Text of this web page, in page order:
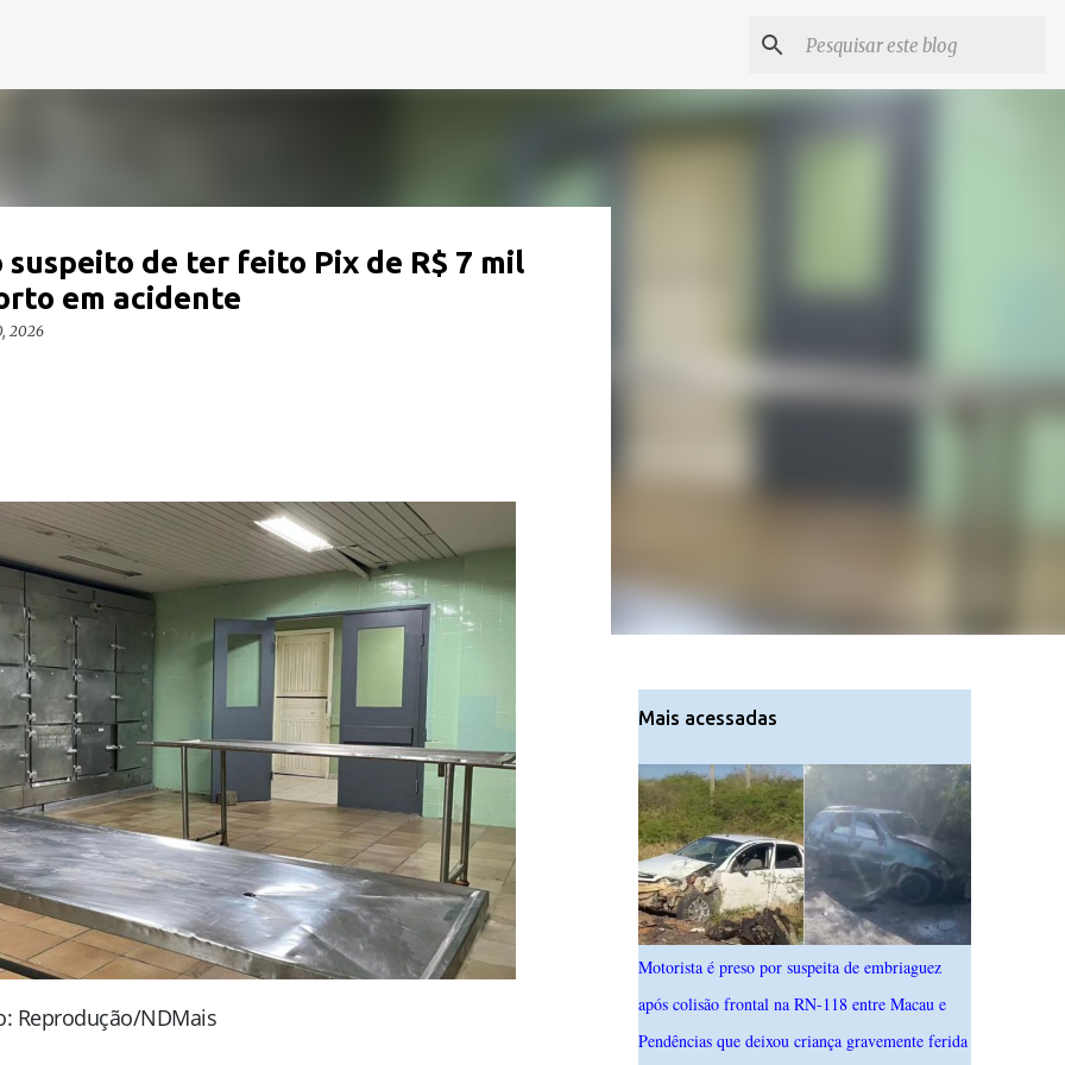
de ter feito Pix de R$ 7 mil
em acidente
2026
Reprodução/NDMais
Mais acessadas
Motorista é preso por suspeita de embriaguez
após colisão frontal na RN-118 entre Macau e
Pendências que deixou criança gravemente ferida